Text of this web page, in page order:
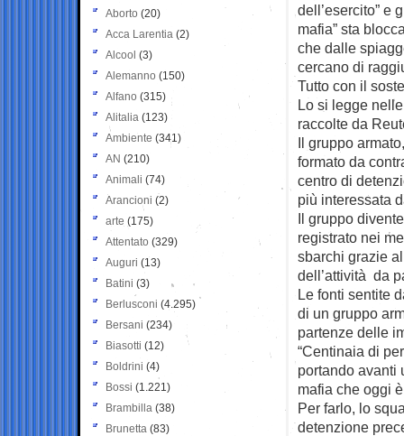
dell’esercito” e
mafia” sta
che dalle
cercano di
Tutto con il
Lo si legge
raccolte da
Il gruppo
formato da
centro di
più interessata
Il gruppo
registrato nei
sbarchi grazie
dell’attività da
Le fonti sentite
di un gruppo
partenze delle
“Centinaia di
portando avanti
mafia che oggi
Per farlo, lo
detenzione
Aborto (20)
Acca Larentia (2)
Alcool (3)
Alemanno (150)
Alfano (315)
Alitalia (123)
Ambiente (341)
AN (210)
Animali (74)
Arancioni (2)
arte (175)
Attentato (329)
Auguri (13)
Batini (3)
Berlusconi (4.295)
Bersani (234)
Biasotti (12)
Boldrini (4)
Bossi (1.221)
Brambilla (38)
Brunetta (83)